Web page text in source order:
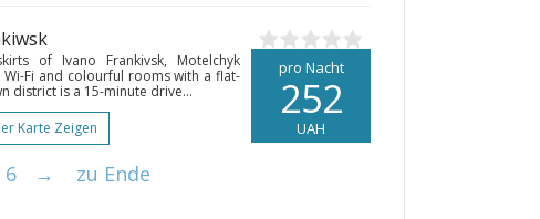
pro Nacht
252
UAH
of Ivano Frankivsk, Motelchyk
Fi and colourful rooms with a flat-
district is a 15-minute drive...
Karte Zeigen
6 → zu Ende